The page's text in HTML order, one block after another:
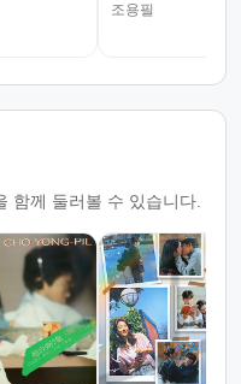
조용필
함께 둘러볼 수 있습니다.